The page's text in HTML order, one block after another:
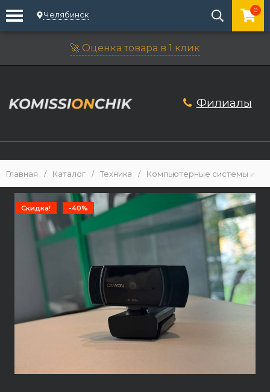
Челябинск 0
🚀 Оценка товара в 1 клик
Филиалы
Главная / Каталог / Техника / Компьютерные системы и
Скидка! -40%